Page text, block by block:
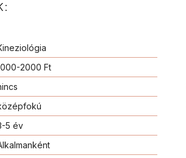
2000 Ft
5 év